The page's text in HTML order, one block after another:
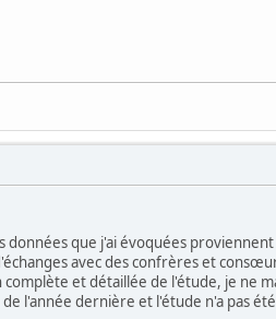
données que j'ai évoquées
avec des confrères et
et détaillée de l'étude, je ne
l'année dernière et l'étude n'a pas